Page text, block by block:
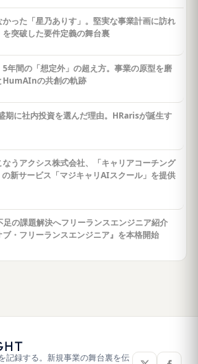
った「星乃ありす」。堅実な事業計画に訪れ
突破した要件定義の舞台裏
年間の「想定外」の超え方。事業の原型を磨
HumAInの共創の軌跡
期に社内投資を選んだ理由。HRarisが誕生す
うアクシス株式会社、「キャリアコーチング
新サービス「マジキャリAIスクール」を提供
の課題解決へフリーランスエンジニア紹介
・フリーランスエンジニア』を本格開始
記録する。新規事業の舞台裏を伝